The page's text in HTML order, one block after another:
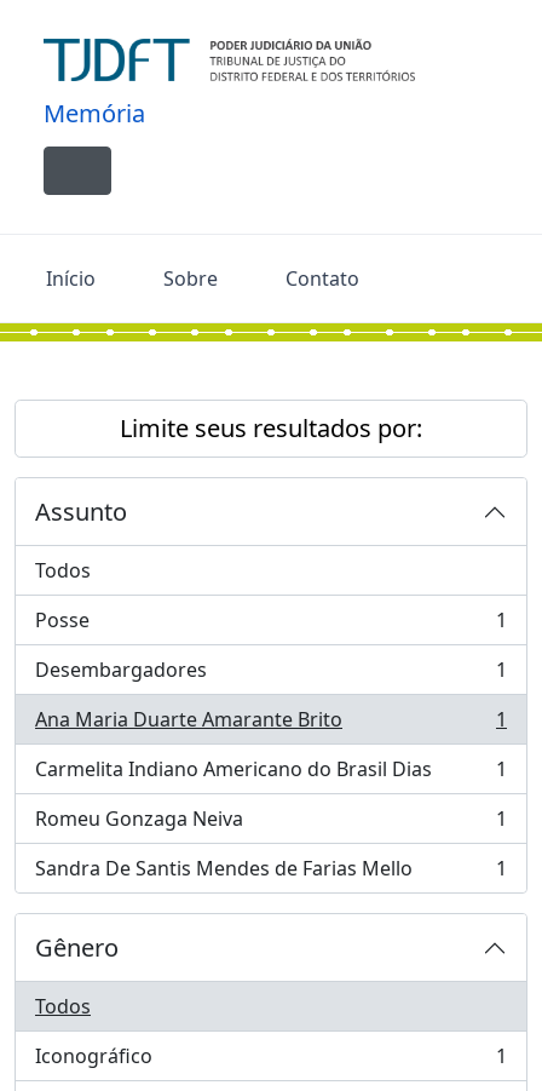
Memória
Toggle navigation
Início Sobre Contato
Limite seus resultados por:
Assunto
Todos
Posse
, 1 resultados
1
Desembargadores
, 1 resultados
1
Ana Maria Duarte Amarante Brito
, 1 resultados
1
Carmelita Indiano Americano do Brasil Dias
, 1 resultados
1
Romeu Gonzaga Neiva
, 1 resultados
1
Sandra De Santis Mendes de Farias Mello
, 1 resultados 1
Gênero
Todos
Iconográfico
, 1 resultados
1